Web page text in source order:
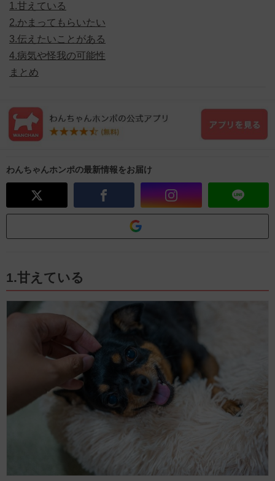
1.甘えている
2.かまってもらいたい
3.伝えたいことがある
4.病気や怪我の可能性
まとめ
わんちゃんホンポの最新情報をお届け
1.甘えている